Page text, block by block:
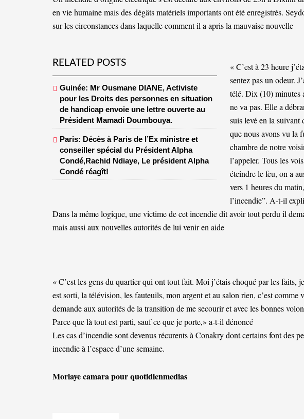
en vie humaine mais des dégâts matériels importants ont été enregistrés.
sur les circonstances dans laquelle comment il a apris la mauvaise nouvelle
RELATED POSTS
Guinée: Mr Ousmane DIANE, Activiste
pour les Droits des personnes en situation
de handicap envoie une lettre ouverte au
Président Mamadi Doumbouya.
Paris: Décès à Paris de l’Ex ministre et
conseiller spécial du Président Alpha
Condé,Rachid Ndiaye, Le président Alpha
Condé réagît!
« C’est à 23 heure
sentez pas un odeur.
télé. Dix (10) minutes
ne va pas. Elle a
suis levé en la suivant
que nous avons vu la
chambre de notre
l’appeler. Tous les
éteindre le feu, on a
vers 1 heures du
l’incendie”. A-t-il
Dans la même logique, une victime de cet incendie dit avoir tout perdu il
mais aussi aux nouvelles autorités de lui venir en aide
« C’est les gens du quartier qui ont tout fait. Moi j’étais choqué par les faits,
est sorti, la télévision, les fauteuils, mon argent et au salon rien, c’est comme
demande aux autorités de la transition de me secourir et avec les bonnes
Parce que là tout est parti, sauf ce que je porte,» a-t-il dénoncé
Les cas d’incendie sont devenus récurents à Conakry dont certains font des
incendie à l’espace d’une semaine.
Morlaye camara pour quotidienmedias